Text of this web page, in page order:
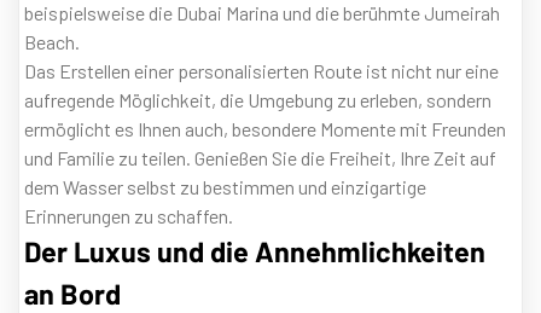
beispielsweise die Dubai Marina und die berühmte Jumeirah
Beach.
Das Erstellen einer personalisierten Route ist nicht nur eine
aufregende Möglichkeit, die Umgebung zu erleben, sondern
ermöglicht es Ihnen auch, besondere Momente mit Freunden
und Familie zu teilen. Genießen Sie die Freiheit, Ihre Zeit auf
dem Wasser selbst zu bestimmen und einzigartige
Erinnerungen zu schaffen.
Der Luxus und die Annehmlichkeiten
an Bord